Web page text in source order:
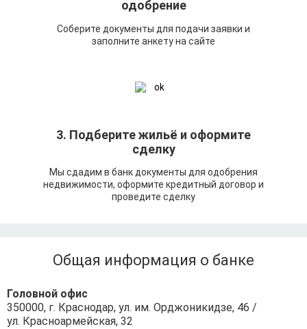
одобрение
Соберите документы для подачи заявки и
заполните анкету на сайте
3. Подберите жильё и оформите
сделку
Мы сдадим в банк документы для одобрения
недвижимости, оформите кредитный договор и
проведите сделку
Общая информация о банке
Головной офис
350000, г. Краснодар, ул. им. Орджоникидзе, 46 /
ул. Красноармейская, 32